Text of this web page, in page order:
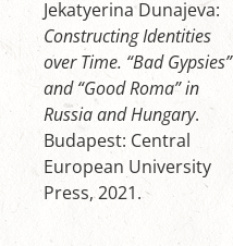
Jekatyerina Dunajeva:
Constructing Identities
over Time. “Bad Gypsies”
and “Good Roma” in
Russia and Hungary.
Budapest: Central
European University
Press, 2021.